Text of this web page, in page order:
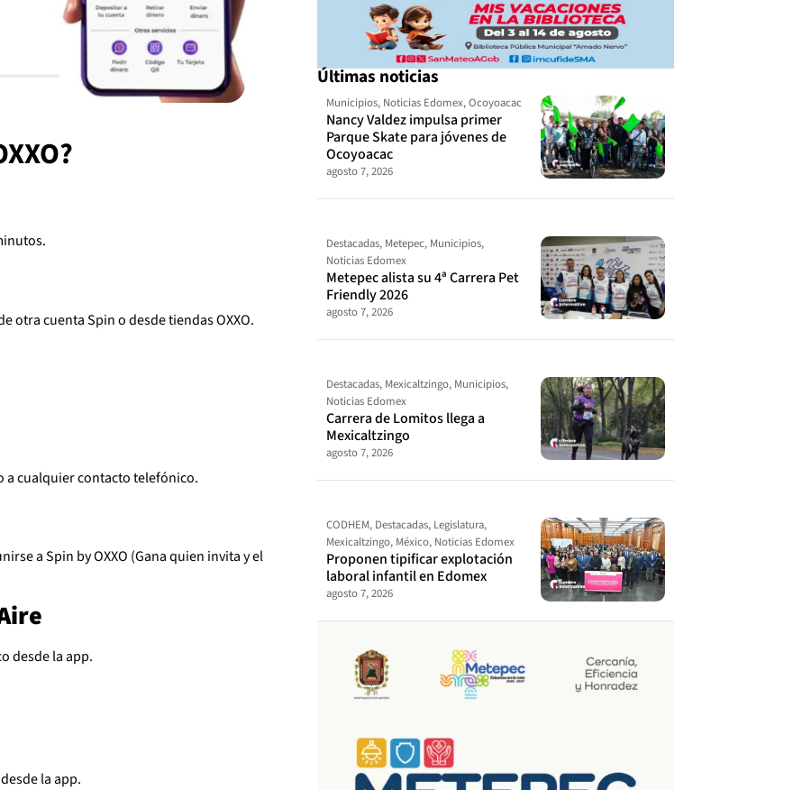
otra cuenta Spin o desde tiendas OXXO.
a cualquier contacto telefónico.
a Spin by OXXO (Gana quien invita y el
desde la app.
la app.
Últimas noticias
Municipios, Noticias Edomex,Ocoyoacac
Nancy Valdez impulsa primer
Parque Skate para jóvenes de
Ocoyoacac
agosto 7, 2026
Destacadas, Metepec, Municipios,
Noticias Edomex
Metepec alista su 4ª Carrera Pet
Friendly 2026
agosto 7, 2026
Destacadas, Mexicaltzingo, Municipios,
Noticias Edomex
Carrera de Lomitos llega a
Mexicaltzingo
agosto 7, 2026
CODHEM, Destacadas, Legislatura,
Mexicaltzingo, México, Noticias Edomex
Proponen tipificar explotación
laboral infantil en Edomex
agosto 7, 2026